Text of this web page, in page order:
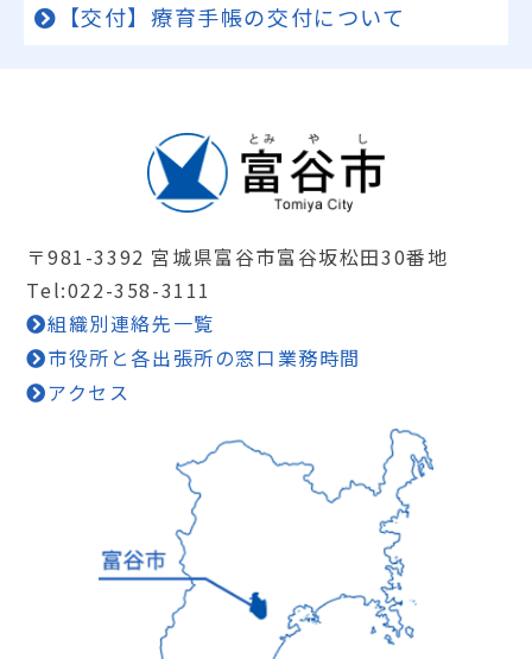
【交付】療育手帳の交付について
〒981-3392 宮城県富谷市富谷坂松田30番地
Tel:022-358-3111
組織別連絡先一覧
市役所と各出張所の窓口業務時間
アクセス